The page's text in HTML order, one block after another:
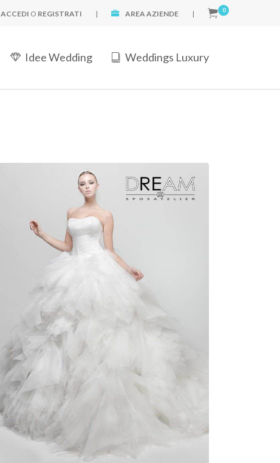
ACCEDI O REGISTRATI | AREA AZIENDE | 0
Idee Wedding Weddings Luxury